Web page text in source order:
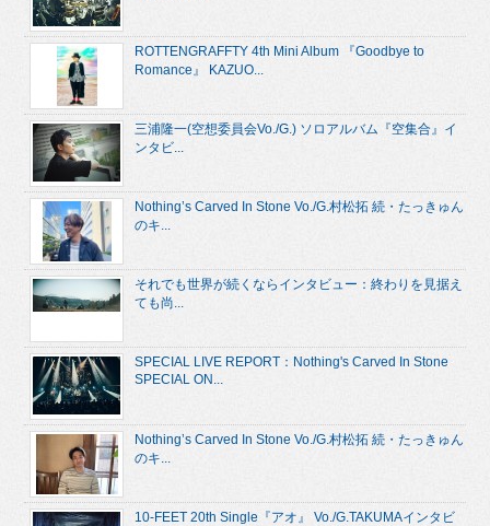
ROTTENGRAFFTY 4th Mini Album 『Goodbye to
Romance』 KAZUO...
三浦隆一(空想委員会Vo./G.) ソロアルバム『空集合』イ
ンタビ...
Nothing’s Carved In Stone Vo./G.村松拓 続・たっきゅん
のキ...
それでも世界が続くならインタビュー：終わりを見据え
ても尚...
SPECIAL LIVE REPORT：Nothing's Carved In Stone
SPECIAL ON...
Nothing’s Carved In Stone Vo./G.村松拓 続・たっきゅん
のキ...
10-FEET 20th Single『アオ』 Vo./G.TAKUMAインタビ